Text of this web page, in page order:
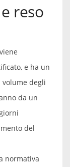
reso
e ha un
degli
da un
del
normativa